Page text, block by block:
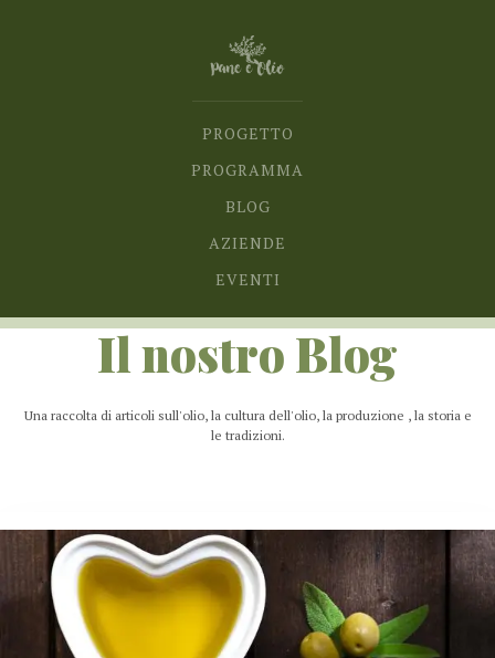
PROGETTO
PROGRAMMA
BLOG
AZIENDE
EVENTI
Il nostro Blog
Una raccolta di articoli sull'olio, la cultura dell'olio, la produzione , la storia e
le tradizioni.